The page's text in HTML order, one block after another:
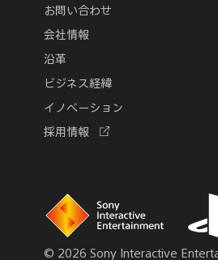
お問い合わせ
会社情報
沿革
ビジネス経緯
イノベーション
採用情報
新
ブ
で
開
く
Links
to
homepage
Links
toし
い
タ
© 2026 Sony Interactive